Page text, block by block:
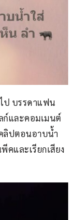
ป บรรดาแฟน
ก์และคอมเมนต์
ลิปตอนอาบน้ำ
และเรียกเสียง